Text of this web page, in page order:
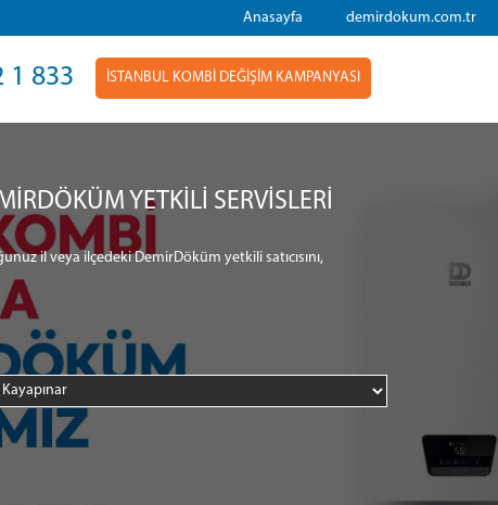
demirdokum.com.tr
Anasayfa
İSTANBUL KOMBİ DEĞİŞİM KAMPANYASI
1 833
YETKİLİ SERVİSLERİ
il veya ilçedeki DemirDöküm yetkili satıcısını,